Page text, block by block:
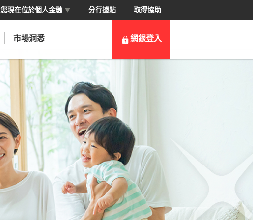
網銀登入
市場洞悉
取得協助
分行據點
您現在位於個人金融 ▼